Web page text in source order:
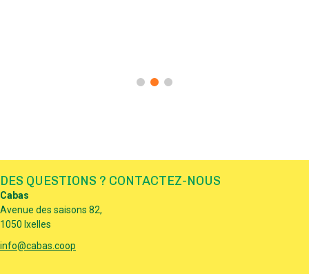
DES QUESTIONS ? CONTACTEZ-NOUS
Cabas
Avenue des saisons 82,
1050 Ixelles
info@cabas.coop